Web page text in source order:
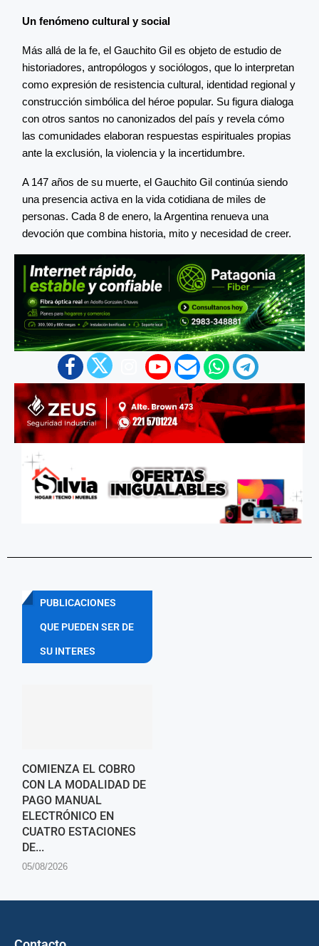
Un fenómeno cultural y social
Más allá de la fe, el Gauchito Gil es objeto de estudio de
historiadores, antropólogos y sociólogos, que lo interpretan
como expresión de resistencia cultural, identidad regional y
construcción simbólica del héroe popular. Su figura dialoga
con otros santos no canonizados del país y revela cómo
las comunidades elaboran respuestas espirituales propias
ante la exclusión, la violencia y la incertidumbre.
A 147 años de su muerte, el Gauchito Gil continúa siendo
una presencia activa en la vida cotidiana de miles de
personas. Cada 8 de enero, la Argentina renueva una
devoción que combina historia, mito y necesidad de creer.
PUBLICACIONES
QUE PUEDEN SER DE
SU INTERES
COMIENZA EL COBRO
CON LA MODALIDAD DE
PAGO MANUAL
ELECTRÓNICO EN
CUATRO ESTACIONES
DE...
05/08/2026